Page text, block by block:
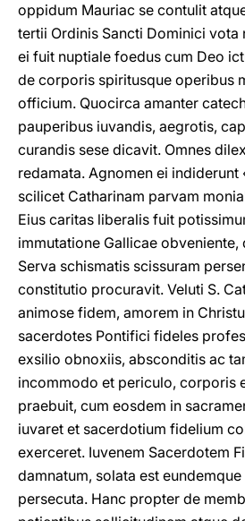
oppidum Mauriac se contulit
tertii Ordinis Sancti Dominici vota
ei fuit nuptiale foedus cum Deo
de corporis spiritusque operibus
officium. Quocirca amanter
pauperibus iuvandis, aegrotis,
curandis sese dicavit. Omnes
redamata. Agnomen ei indiderunt
scilicet Catharinam parvam
Eius caritas liberalis fuit
immutatione Gallicae obveniente,
Serva schismatis scissuram
constitutio procuravit. Veluti S.
animose fidem, amorem in
sacerdotes Pontifici fideles
exsilio obnoxiis, absconditis ac
incommodo et periculo, corporis
praebuit, cum eosdem in
iuvaret et sacerdotium fidelium
exerceret. Iuvenem Sacerdotem
damnatum, solata est
persecuta. Hanc propter de